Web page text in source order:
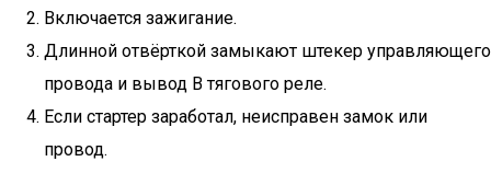
Включается зажигание.
Длинной отвёрткой замыкают штекер управляющего
провода и вывод В тягового реле.
Если стартер заработал, неисправен замок или
провод.